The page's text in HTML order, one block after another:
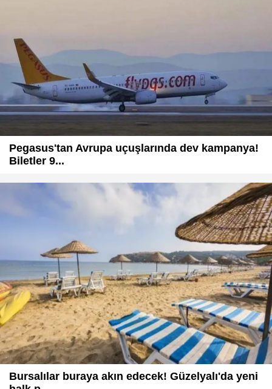
Pegasus'tan Avrupa uçuşlarında dev kampanya!
Biletler 9...
Bursalılar buraya akın edecek! Güzelyalı'da yeni